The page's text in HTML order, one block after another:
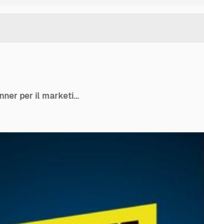
Tag vendita di fine settimana modello di progettazione di banner per il marketing promozione di offerte speciali o sfondo al dettaglio